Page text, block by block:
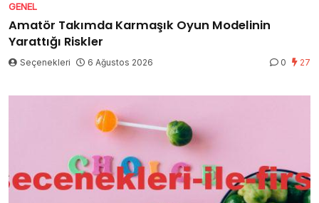
GENEL
Amatör Takımda Karmaşık Oyun Modelinin
Yarattığı Riskler
Seçenekleri 6 Ağustos 2026 0 27